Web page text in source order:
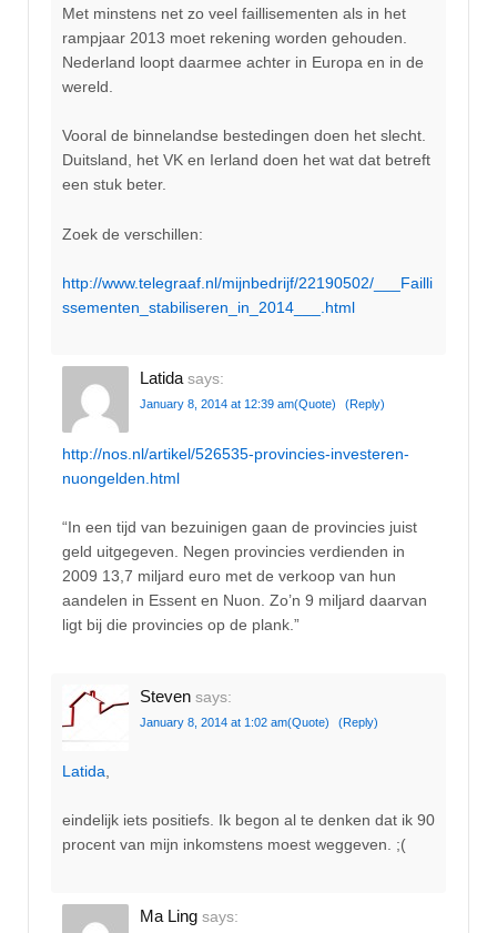
Met minstens net zo veel faillisementen als in het
rampjaar 2013 moet rekening worden gehouden.
Nederland loopt daarmee achter in Europa en in de
wereld.
Vooral de binnelandse bestedingen doen het slecht.
Duitsland, het VK en Ierland doen het wat dat betreft
een stuk beter.
Zoek de verschillen:
http://www.telegraaf.nl/mijnbedrijf/22190502/___Failli
ssementen_stabiliseren_in_2014___.html
Latida says:
January 8, 2014 at 12:39 am(Quote) (Reply)
http://nos.nl/artikel/526535-provincies-investeren-
nuongelden.html
“In een tijd van bezuinigen gaan de provincies juist
geld uitgegeven. Negen provincies verdienden in
2009 13,7 miljard euro met de verkoop van hun
aandelen in Essent en Nuon. Zo’n 9 miljard daarvan
ligt bij die provincies op de plank.”
Steven says:
January 8, 2014 at 1:02 am(Quote) (Reply)
Latida
eindelijk iets positiefs. Ik begon al te denken dat ik 90
procent van mijn inkomstens moest weggeven. ;(
Ma Ling says: